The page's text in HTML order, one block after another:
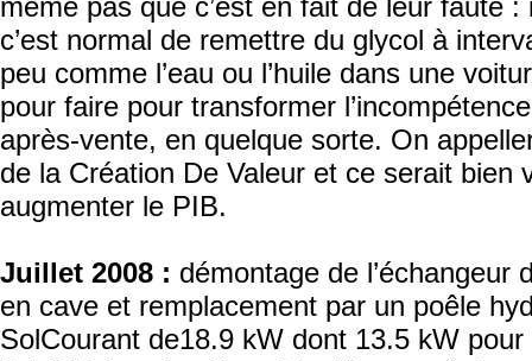
même pas que c’est en fait de leur faute :
c’est normal de remettre du glycol à
peu comme l’eau ou l’huile dans une
pour faire pour transformer
après-vente, en quelque sorte. On
de la Création De Valeur et ce serait bien
augmenter le PIB.
Juillet 2008 : démontage de l’échangeur
en cave et remplacement par un poêle
SolCourant de18.9 kW dont 13.5 kW pour